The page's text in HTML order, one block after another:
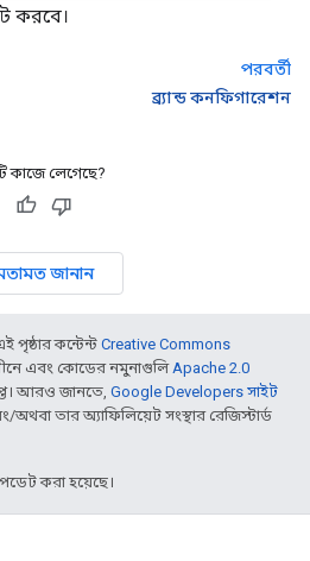
করবে।
পরবর্তী
ব্র্যান্ড কনফিগারেশন
কাজে লেগেছে?
জানান
পৃষ্ঠার কন্টেন্ট Creative Commons
এবং কোডের নমুনাগুলিApache 2.0
আরও জানতে, Google Developers সাইট
তার অ্যাফিলিয়েট সংস্থার রেজিস্টার্ড
করা হয়েছে।